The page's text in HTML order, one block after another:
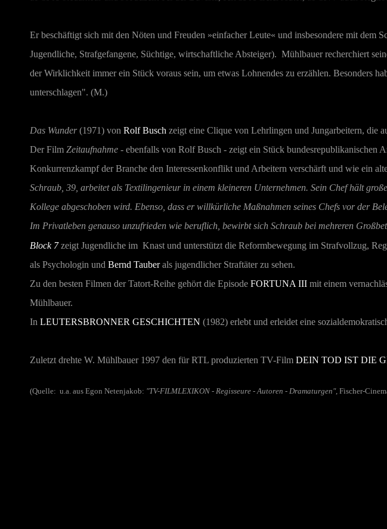
Er beschäftigt sich mit den Nöten und Freuden »einfacher Leute« und insbesondere mit dem
Jugendliche, Strafgefangene, Süchtige, wirtschaftliche Absteiger). Mühlbauer recherchiert
der Wirklichkeit immer ein Stück voraus sein, um etwas Lohnendes zu erzählen. Besonders
unterschlagen". (M.)
Das Wunder(1971) von Rolf Busch zeigt eine Clique von Lehrlingen und Jungarbeitern, die
Der Film Zeitaufnahme - ebenfalls von Rolf Busch - zeigt ein Stück bundesrepublikanischen
Konkurrenzkampf der Branche den Interessenkonflikt und Arbeitern verschärft und wie ein
Schraub, 39, arbeitet als Textilingenieur in einem kleineren Unternehmen. Sein Chef hält
Kollege abgeschoben wird. Ebenso, dass er willkürliche Maßnahmen seines Chefs vor der
Im Privatleben genauso unzufrieden wie beruflich, bewirbt sich Schraub bei mehreren
Block 7 zeigt Jugendliche im Knast und unterstützt die Reformbewegung im Strafvollzug,
als Psychologin und Bernd Tauberals jugendlicher Straftäter zu sehen.
Zu den besten Filmen der Tatort-Reihe gehört die Episode FORTUNA III mit einem
Mühlbauer.
In LEUTERSBRONNER GESCHICHTEN (1982) erlebt und erleidet eine
Zuletzt drehte W. Mühlbauer 1997 den für RTL produzierten TV-Film DEIN TOD IST DIE
(Quelle: u.a. aus Egon Netenjakob: "TV-FILMLEXIKON - Regisseure - Autoren - Dramaturgen", Fischer-